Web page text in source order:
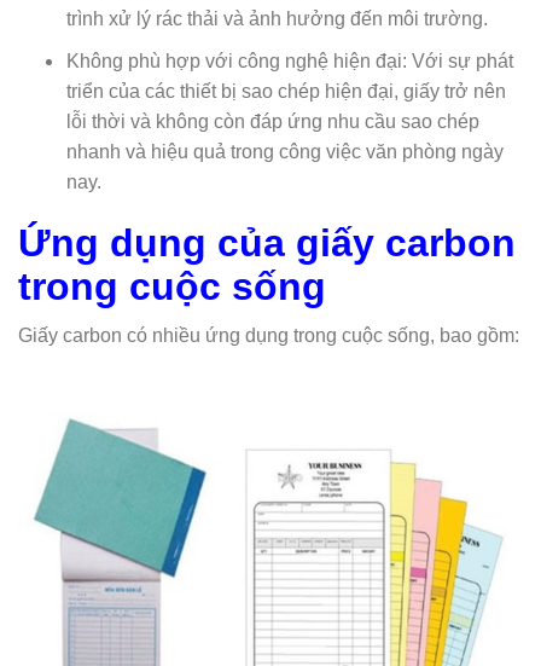
trình xử lý rác thải và ảnh hưởng đến môi trường.
Không phù hợp với công nghệ hiện đại: Với sự phát
triển của các thiết bị sao chép hiện đại, giấy trở nên
lỗi thời và không còn đáp ứng nhu cầu sao chép
nhanh và hiệu quả trong công việc văn phòng ngày
nay.
Ứng dụng của giấy carbon
trong cuộc sống
Giấy carbon có nhiều ứng dụng trong cuộc sống, bao gồm: